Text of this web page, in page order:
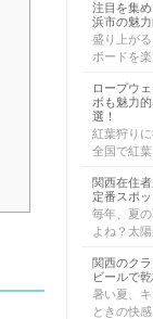
注目を集
浜市の魅力
盛り上が
ボードを楽
ロープウ
ボも魅力
選！
紅葉狩り
全国で紅葉
関西在住
定番スポ
毎年、夏
よね？太陽
関西のク
ビールで乾
暑い夏、
ときの快感